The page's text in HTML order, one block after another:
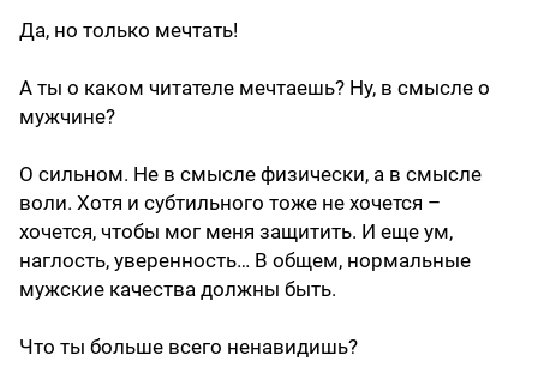
Да, но только мечтать!
А ты о каком читателе мечтаешь? Ну, в смысле о
мужчине?
О сильном. Не в смысле физически, а в смысле
воли. Хотя и субтильного тоже не хочется –
хочется, чтобы мог меня защитить. И еще ум,
наглость, уверенность… В общем, нормальные
мужские качества должны быть.
Что ты больше всего ненавидишь?